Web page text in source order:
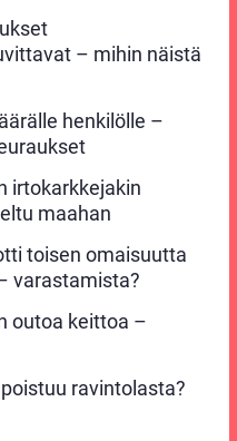
– mihin näistä
henkilölle –
irtokarkkejakin
maahan
toisen omaisuutta
varastamista?
outoa keittoa –
ravintolasta?